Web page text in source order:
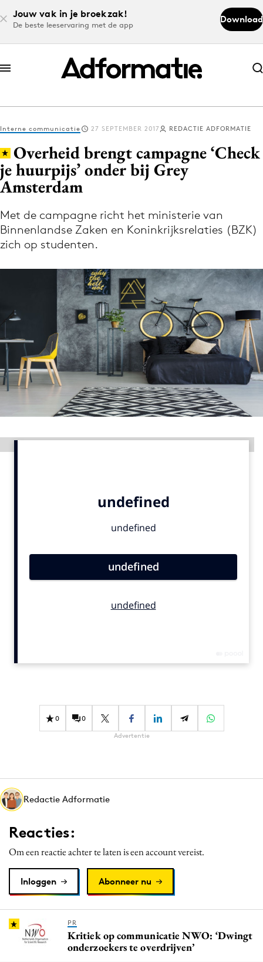
Jouw vak in je broekzak!
De beste leeservaring met de app
Download
Abonneer nu
Abonneer nu
Log in
Download de app
Volg het laatste nieuws via de Adformatie
Nieuws app
Menu
9 sept: GenAI-training
12 nov: MarketingLive!
Adverteren
Vacatures
Campagnes
Design
Gedragsverandering
Media
PR
Programmatic
Purpose Marketing
Reputatie & crisis
Interne communicatie 27 SEPTEMBER 2017 REDACTIE ADFORMATIE
Overheid brengt campagne ‘Check
je huurpijs’ onder bij Grey
Amsterdam
Met de campagne richt het ministerie van
Binnenlandse Zaken en Koninkrijksrelaties (BZK)
zich op studenten.
0 0
Advertentie
Redactie Adformatie
Reacties:
Om een reactie achter te laten is een account vereist.
Inloggen Abonneer nu
PR
Kritiek op communicatie NWO: ‘Dwingt
onderzoekers te overdrijven’